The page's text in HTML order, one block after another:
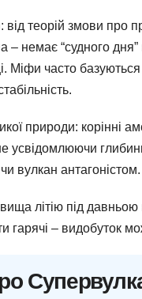
від теорій змови про
– немає “судного
Міфи часто
природи: корінні
усвідомлюючи
вулкан
літію під
гарячі – видобуток